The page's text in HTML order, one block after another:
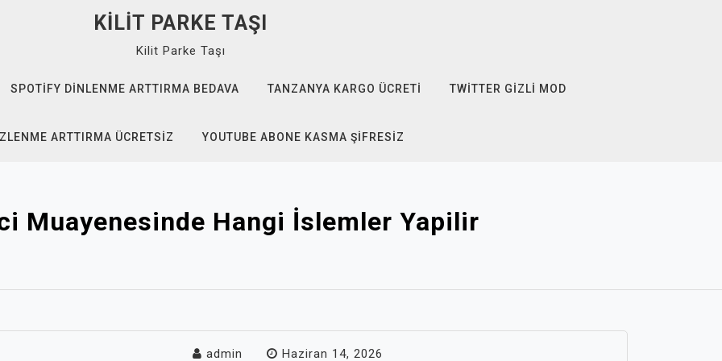
KILIT PARKE TAŞI
Kilit Parke Taşı
SPOTIFY DINLENME ARTTIRMA BEDAVA TANZANYA KARGO ÜCRETI TWITTER GIZLI MOD
ARTTIRMA ÜCRETSIZ YOUTUBE ABONE KASMA ŞIFRESIZ
Muayenesinde Hangi İslemler Yapilir
admin Haziran 14, 2026